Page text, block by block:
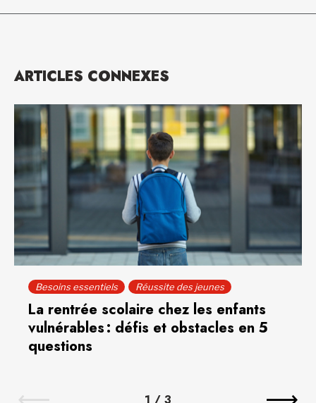
ARTICLES CONNEXES
Besoins essentiels Réussite des jeunes
La rentrée scolaire chez les enfants
vulnérables : défis et obstacles en 5
questions